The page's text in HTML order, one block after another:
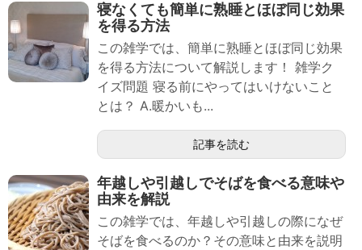
寝なくても簡単に熟睡とほぼ同じ効果
を得る方法
この雑学では、簡単に熟睡とほぼ同じ効果
を得る方法について解説します！ 雑学ク
イズ問題 寝る前にやってはいけないこと
とは？ A.暖かいも...
記事を読む
年越しや引越しでそばを食べる意味や
由来を解説
この雑学では、年越しや引越しの際になぜ
そばを食べるのか？その意味と由来を説明